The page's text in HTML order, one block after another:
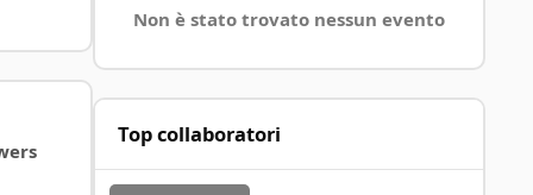
Non è stato trovato nessun evento
Top collaboratori